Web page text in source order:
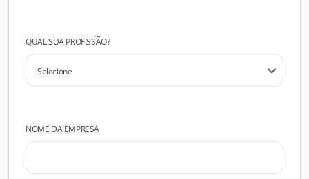
QUAL SUA PROFISSÃO?
NOME DA EMPRESA